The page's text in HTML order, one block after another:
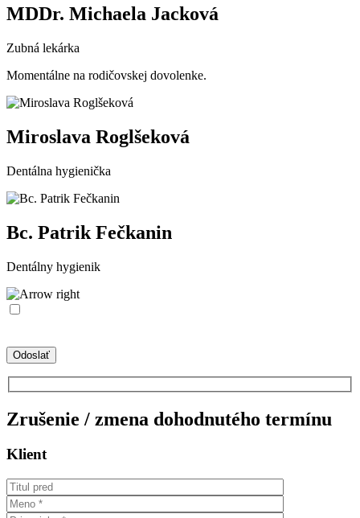
MDDr. Michaela Jacková
Zubná lekárka
Momentálne na rodičovskej dovolenke.
Miroslava Roglšeková
Dentálna hygienička
Bc. Patrik Fečkanin
Dentálny hygienik
Zrušenie / zmena dohodnutého termínu
Klient